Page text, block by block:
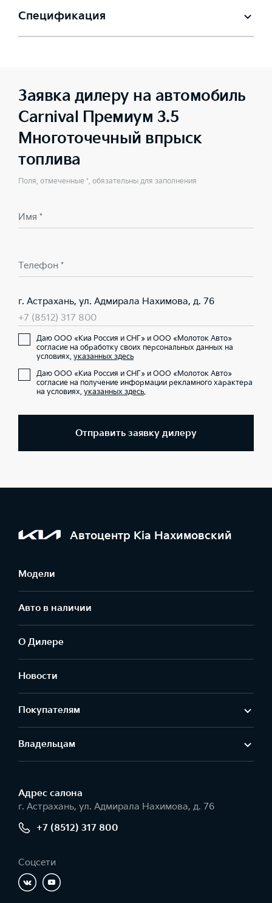
Спецификация
Заявка дилеру на автомобиль
Carnival Премиум 3.5
Многоточечный впрыск
топлива
Поля, отмеченные *, обязательны для заполнения
Имя *
Телефон *
г. Астрахань, ул. Адмирала Нахимова, д. 76
+7 (8512) 317 800
Даю ООО «Киа Россия и СНГ» и ООО «Молоток Авто»
согласие на обработку своих персональных данных на
условиях, указанных здесь
Даю ООО «Киа Россия и СНГ» и ООО «Молоток Авто»
согласие на получение информации рекламного характера
на условиях, указанных здесь.
Отправить заявку дилеру
Автоцентр Kia Нахимовский
Модели
Авто в наличии
О Дилере
Новости
Покупателям
Владельцам
Адрес салонa
г. Астрахань, ул. Адмирала Нахимова, д. 76
+7 (8512) 317 800
Соцсети